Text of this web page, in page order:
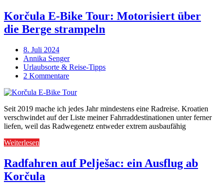
Korčula E-Bike Tour: Motorisiert über
die Berge strampeln
8. Juli 2024
Annika Senger
Urlaubsorte & Reise-Tipps
2 Kommentare
Seit 2019 mache ich jedes Jahr mindestens eine Radreise. Kroatien
verschwindet auf der Liste meiner Fahrraddestinationen unter ferner
liefen, weil das Radwegenetz entweder extrem ausbaufähig
Weiterlesen
Radfahren auf Pelješac: ein Ausflug ab
Korčula